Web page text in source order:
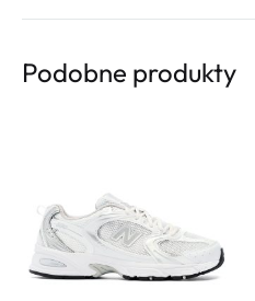
Podobne produkty